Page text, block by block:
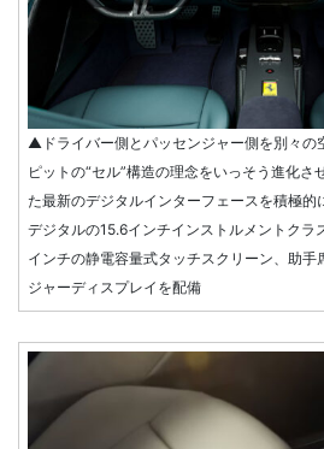
▲ドライバー側とパッセンジャー側を別々の
ピットの“セル”構造の理念をいっそう進化さ
た最新のデジタルインターフェースを積極的
デジタルの15.6インチインストルメントクラ
インチの静電容量式タッチスクリーン、助手
ジャーディスプレイを配備